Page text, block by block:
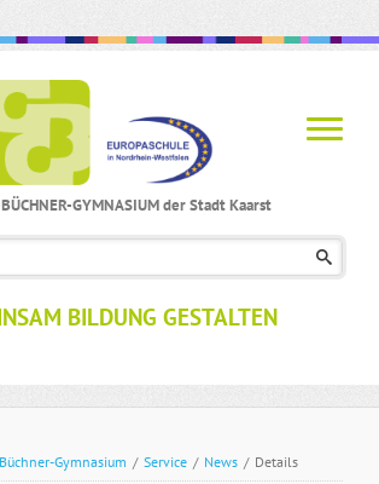
GYMNASIUM der Stadt Kaarst
BILDUNG GESTALTEN
Gymnasium / Service / News / Details